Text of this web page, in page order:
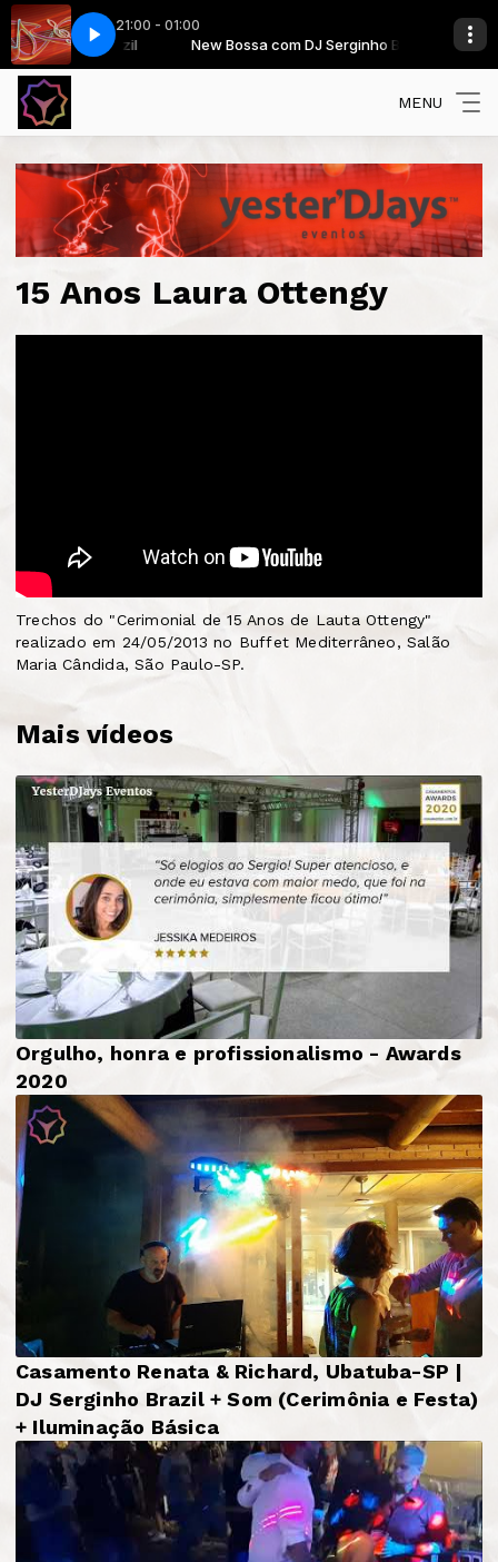
21:00 - 01:00
Brazil New Bossa com DJ Serginho Brazil
(Loves Me Better) (Extended)Felix Jaehn Feat Jasmine
MENU
15 Anos Laura Ottengy
Mais vídeos
Orgulho, honra e profissionalismo - Awards
2020
Casamento Renata & Richard, Ubatuba-SP |
DJ Serginho Brazil + Som (Cerimônia e Festa)
+ Iluminação Básica
Trechos do "Cerimonial de 15 Anos de Lauta Ottengy"
realizado em 24/05/2013 no Buffet Mediterrâneo, Salão
Maria Cândida, São Paulo-SP.